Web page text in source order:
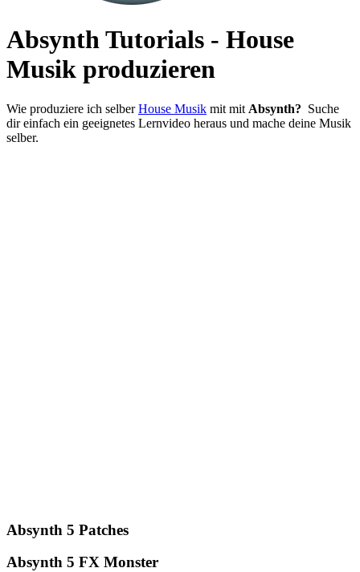
Absynth Tutorials - House
Musik produzieren
Wie produziere ich selberHouse Musik mit mit Absynth? Suche
dir einfach ein geeignetes Lernvideo heraus und mache deine Musik
selber.
Absynth 5 Patches
Absynth 5 FX Monster